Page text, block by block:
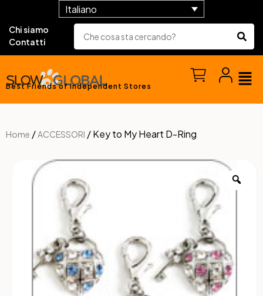
Italiano
Chi siamo
Contatti
Best Friends of Independent Stores
Home /ACCESSORI / Key to My Heart D-Ring